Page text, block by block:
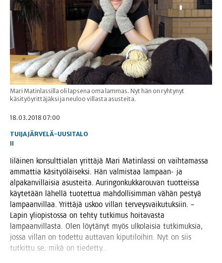
Mari Matinlassilla oli lapsena oma lammas. Nyt hän on ryhtynyt
käsityöyrittäjäksi ja neuloo villasta asusteita.
18.03.2018 07:00
TUIJA JÄRVELÄ-UUSITALO
II
Iiläi­nen kon­sult­tia­lan yrit­tä­jä Mari Matin­las­si on vaih­ta­mas­sa
ammat­tia käsi­työ­läi­sek­si. Hän val­mis­taa lam­paan- ja
alpa­kan­vil­lai­sia asus­tei­ta. Aurin­gon­kuk­ka­rou­van tuot­teis­sa
käy­te­tään lähel­lä tuo­tet­tua mah­dol­li­sim­man vähän pes­tyä
lam­paan­vil­laa. Yrit­tä­jä uskoo vil­lan ter­veys­vai­ku­tuk­siin. –
Lapin yli­opis­tos­sa on teh­ty tut­ki­mus hoi­ta­vas­ta
lam­paan­vil­las­ta. Olen löy­tä­nyt myös ulko­lai­sia tut­ki­muk­sia,
jos­sa vil­lan on todet­tu aut­ta­van kipu­ti­loi­hin. Nyt on siis
tut­kit­tu se, mikä on tiedetty…